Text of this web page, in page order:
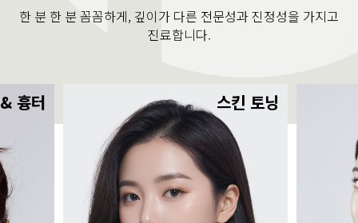
한 분 한 분 꼼꼼하게, 깊이가 다른 전문성과 진정성을 가지고
진료합니다.
흉터 스킨 토닝